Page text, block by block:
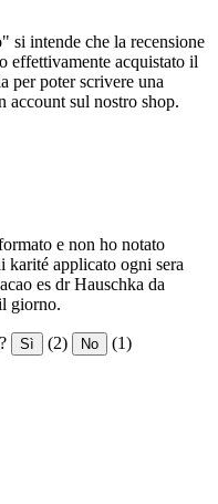
intende che la recensione
effettivamente acquistato il
per poter scrivere una
account sul nostro shop.
e non ho notato
applicato ogni sera
es dr Hauschka da
giorno.
Sì (2) No (1)